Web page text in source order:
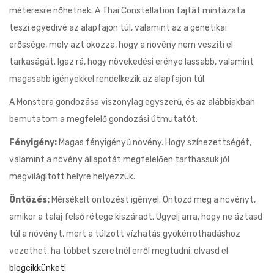
méteresre nőhetnek. A Thai Constellation fajtát mintázata
teszi egyedivé az alapfajon túl, valamint az a genetikai
erőssége, mely azt okozza, hogy a növény nem veszíti el
tarkaságát. Igaz rá, hogy növekedési erénye lassabb, valamint
magasabb igényekkel rendelkezik az alapfajon túl.
A Monstera gondozása viszonylag egyszerű, és az alábbiakban
bemutatom a megfelelő gondozási útmutatót:
Fényigény: Magas fényigényű növény. Hogy színezettségét,
valamint a növény állapotát megfelelően tarthassuk jól
megvilágított helyre helyezzük.
Öntözés: Mérsékelt öntözést igényel. Öntözd meg a növényt,
amikor a talaj felső rétege kiszáradt. Ügyelj arra, hogy ne áztasd
túl a növényt, mert a túlzott vízhatás gyökérrothadáshoz
vezethet, ha többet szeretnél erről megtudni, olvasd el
blogcikkünket!